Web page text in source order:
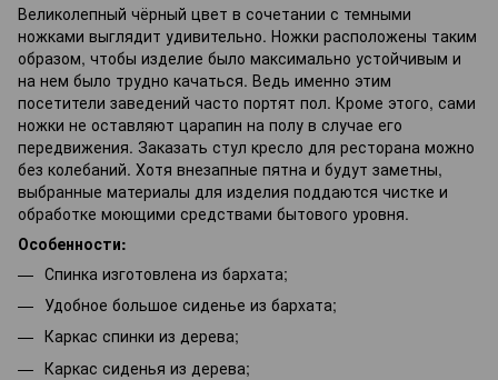
Великолепный чёрный цвет в сочетании с темными
ножками выглядит удивительно. Ножки расположены таким
образом, чтобы изделие было максимально устойчивым и
на нем было трудно качаться. Ведь именно этим
посетители заведений часто портят пол. Кроме этого, сами
ножки не оставляют царапин на полу в случае его
передвижения. Заказать стул кресло для ресторана можно
без колебаний. Хотя внезапные пятна и будут заметны,
выбранные материалы для изделия поддаются чистке и
обработке моющими средствами бытового уровня.
Особенности:
Спинка изготовлена из бархата;
Удобное большое сиденье из бархата;
Каркас спинки из дерева;
Каркас сиденья из дерева;